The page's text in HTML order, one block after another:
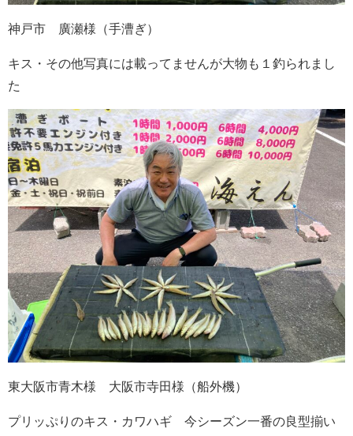
神戸市 廣瀬様（手漕ぎ）
キス・その他写真には載ってませんが大物も１釣られまし
た
東大阪市青木様 大阪市寺田様（船外機）
プリッぷりのキス・カワハギ 今シーズン一番の良型揃い